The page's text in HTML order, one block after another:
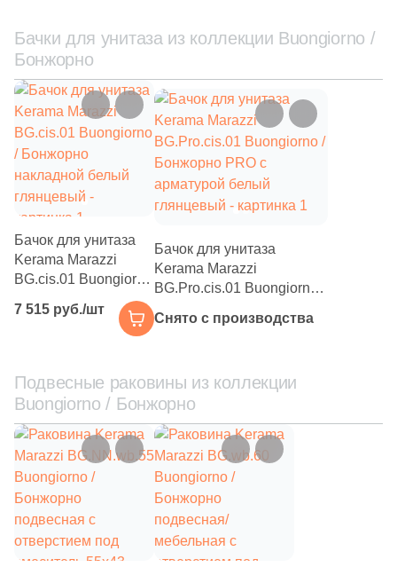
кантри глянцевая
Бачки для унитаза из коллекции Buongiorno /
Бонжорно
Бачок для унитаза
Kerama Marazzi
BG.cis.01 Buongiorno
накладной белый
7 515 руб./шт
Бачок для унитаза
Kerama Marazzi
BG.Pro.cis.01 Buongiorno /
арматурой белый
Снято с производства
Подвесные раковины из коллекции
Buongiorno / Бонжорно